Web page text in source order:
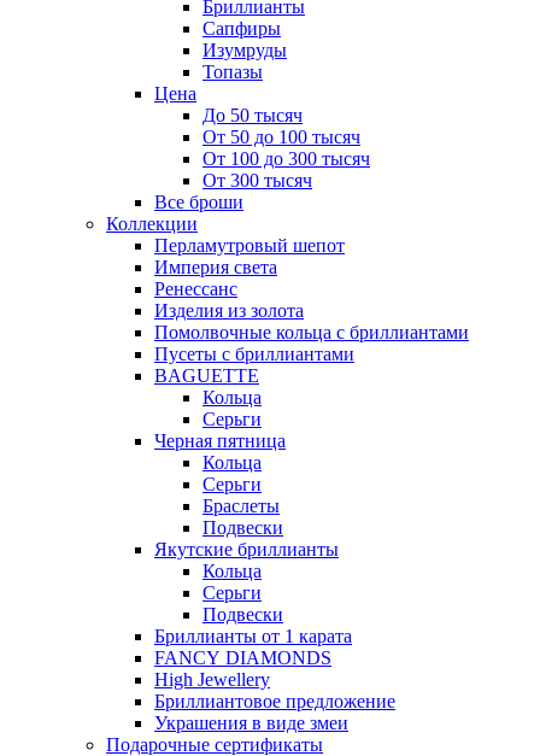
Бриллианты
Сапфиры
Изумруды
Топазы
Цена
До 50 тысяч
От 50 до 100 тысяч
От 100 до 300 тысяч
От 300 тысяч
Все броши
Коллекции
Перламутровый шепот
Империя света
Ренессанс
Изделия из золота
Помолвочные кольца с бриллиантами
Пусеты с бриллиантами
BAGUETTE
Кольца
Серьги
Черная пятница
Кольца
Серьги
Браслеты
Подвески
Якутские бриллианты
Кольца
Серьги
Подвески
Бриллианты от 1 карата
FANCY DIAMONDS
High Jewellery
Бриллиантовое предложение
Украшения в виде змеи
Подарочные сертификаты